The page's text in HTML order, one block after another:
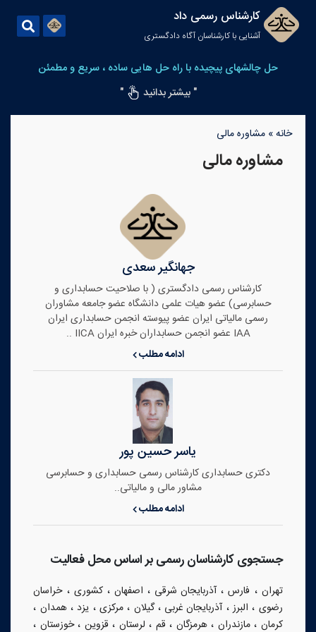
کارشناس رسمی داد
آشنایی با کارشناسان آگاه دادگستری
حل چالشهای پیچیده با راه حل هایی ساده ، سریع و مطمئن
" بیشتر بدانید
"
خانه» مشاوره مالی
مشاوره مالی
جهانگیر سعدی
کارشناس رسمی دادگستری ( با صلاحیت حسابداری و
حسابرسی) عضو هیات علمی دانشگاه عضو جامعه مشاوران
رسمی مالیاتی ایران عضو پیوسته انجمن حسابداری ایران
IAA عضو انجمن حسابداران خبره ایران IICA ..
ادامه مطلب
یاسر حسین پور
دکتری حسابداری کارشناس رسمی حسابداری و حسابرسی
مشاور مالی و مالیاتی..
ادامه مطلب
جستجوی کارشناسان رسمی بر اساس محل فعالیت
تهران ، فارس،آذربایجان شرقی ، اصفهان ،کشوری ،خراسان
رضوی ، البرز،آذربایجان غربی ،گیلان ،مرکزی ، یزد،همدان ،
کرمان ،مازندران ،هرمزگان ، قم ، لرستان ، قزوین ،خوزستان ،